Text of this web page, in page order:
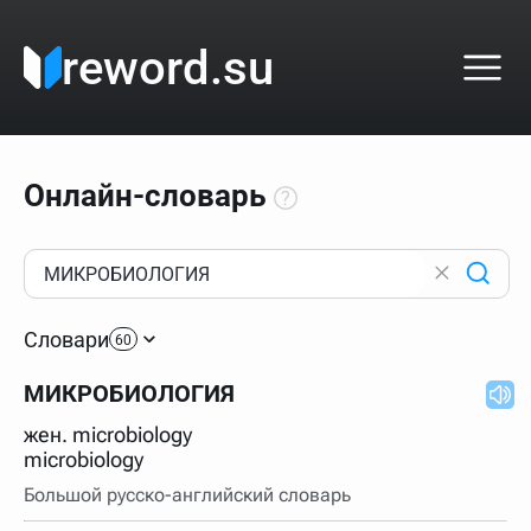
reword.su
Онлайн-словарь
Как пользоваться онлайн-словарём?
которого интересует. Система автоматически подберёт
варианты по начальным буквам и покажет их во
вариантов, откроется страница со словарными
Если точное написание слова неизвестно (как в
кроссворде), неизвестную букву можно заменить
подстановочным знаком звёздочкой (*), а несколько
неизвестных букв — процентом (%). В этом случае меню
с вариантами работать не будет, а после ввода запроса
Словари 60
МИКРОБИОЛОГИЯ
жен. microbiology
microbiology
Большой русско-английский словарь